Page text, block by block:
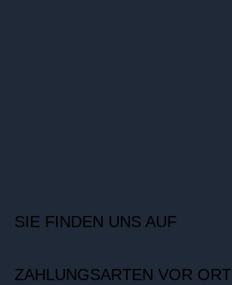
SIE FINDEN UNS AUF
ZAHLUNGSARTEN VOR ORT